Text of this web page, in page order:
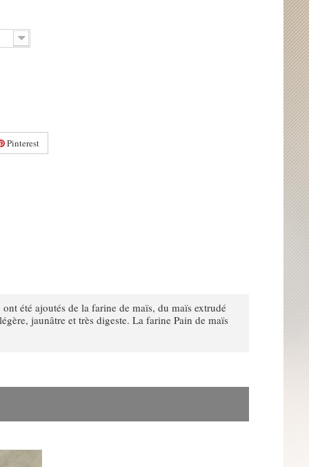
Pinterest
été ajoutés de la farine de maïs, du maïs extrudé
jaunâtre et très digeste. La farine Pain de maïs